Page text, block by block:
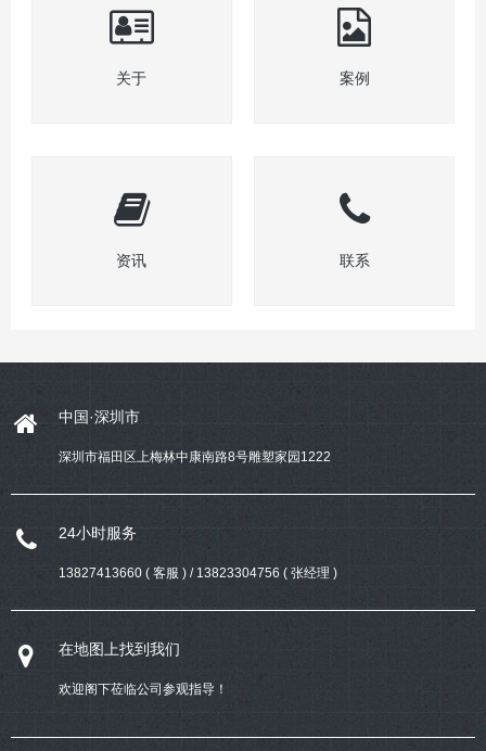
关于 案例
资讯 联系
中国·深圳市
深圳市福田区上梅林中康南路8号雕塑家园1222
24小时服务
13827413660 ( 客服 ) / 13823304756 ( 张经理 )
在地图上找到我们
欢迎阁下莅临公司参观指导！